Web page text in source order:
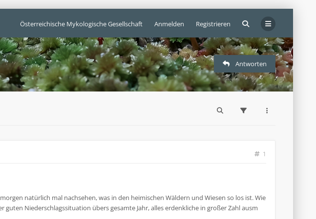
Österreichische Mykologische Gesellschaft Anmelden Registrieren
Antworten
1
natürlich mal nachsehen, was in den heimischen Wäldern und Wiesen so los ist. Wie
Niederschlagssituation übers gesamte Jahr, alles erdenkliche in großer Zahl ausm